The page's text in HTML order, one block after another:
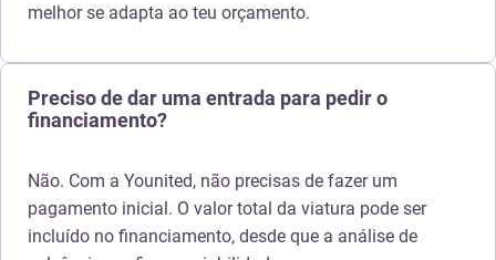
melhor se adapta ao teu orçamento.
Preciso de dar uma entrada para pedir o
financiamento?
Não. Com a Younited, não precisas de fazer um
pagamento inicial. O valor total da viatura pode ser
incluído no financiamento, desde que a análise de